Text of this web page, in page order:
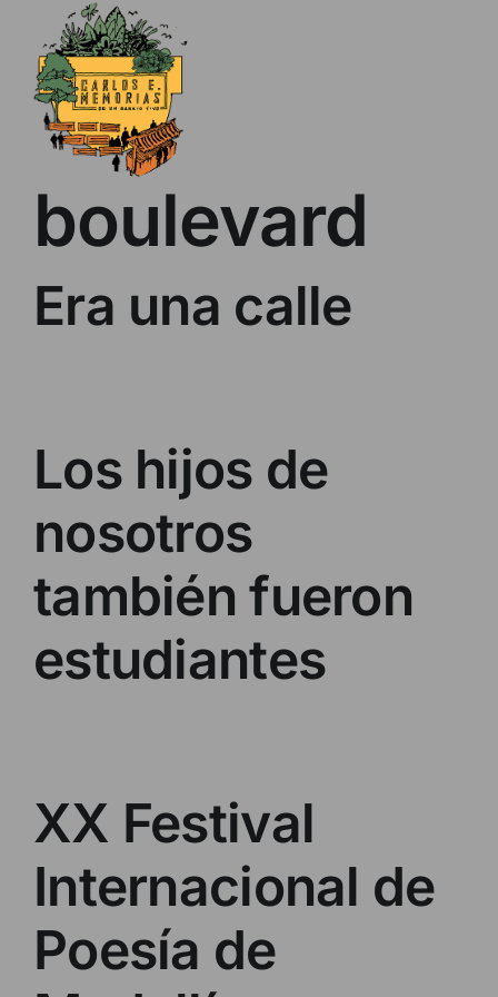
content
boulevard
Era una calle
Los hijos de
nosotros
también fueron
estudiantes
XX Festival
Internacional de
Poesía de